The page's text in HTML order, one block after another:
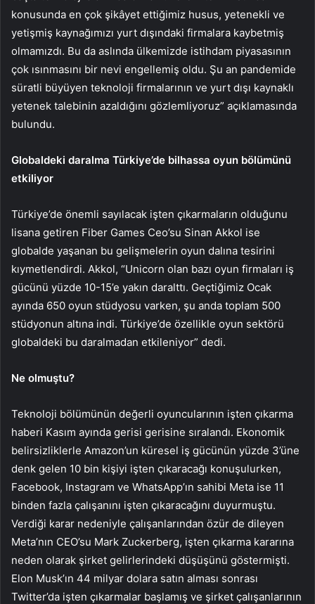
konusunda en çok şikâyet ettiğimiz husus, yetenekli ve
yetişmiş kaynağımızı yurt dışındaki firmalara kaybetmiş
olmamızdı. Bu da aslında ülkemizde istihdam piyasasının
çok ısınmasını bir nevi engellemiş oldu. Şu an pandemide
süratli büyüyen teknoloji firmalarının ve yurt dışı kaynaklı
yetenek talebinin azaldığını gözlemliyoruz” açıklamasında
bulundu.
Globaldeki daralma Türkiye’de bilhassa oyun bölümünü
etkiliyor
Türkiye’de önemli sayılacak işten çıkarmaların olduğunu
lisana getiren Fiber Games Ceo’su Sinan Akkol ise
globalde yaşanan bu gelişmelerin oyun dalına tesirini
kıymetlendirdi. Akkol, “Unicorn olan bazı oyun firmaları iş
gücünü yüzde 10-15’e yakın daralttı. Geçtiğimiz Ocak
ayında 650 oyun stüdyosu varken, şu anda toplam 500
stüdyonun altına indi. Türkiye’de özellikle oyun sektörü
globaldeki bu daralmadan etkileniyor” dedi.
Ne olmuştu?
Teknoloji bölümünün değerli oyuncularının işten çıkarma
haberi Kasım ayında gerisi gerisine sıralandı. Ekonomik
belirsizliklerle Amazon’un küresel iş gücünün yüzde 3’üne
denk gelen 10 bin kişiyi işten çıkaracağı konuşulurken,
Facebook, Instagram ve WhatsApp’ın sahibi Meta ise 11
binden fazla çalışanını işten çıkaracağını duyurmuştu.
Verdiği karar nedeniyle çalışanlarından özür de dileyen
Meta’nın CEO’su Mark Zuckerberg, işten çıkarma kararına
neden olarak şirket gelirlerindeki düşüşünü göstermişti.
Elon Musk’ın 44 milyar dolara satın alması sonrası
Twitter’da işten çıkarmalar başlamış ve şirket çalışanlarının